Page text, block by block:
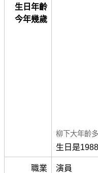
生日年齡
今年幾歲
柳下大年齡
生日是
職業 演員